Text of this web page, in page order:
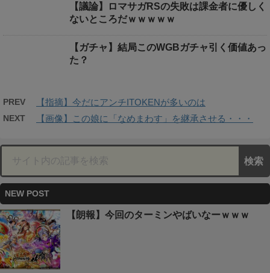
【議論】ロマサガRSの失敗は課金者に優しく
ないところだｗｗｗｗｗ
【ガチャ】結局このWGBガチャ引く価値あっ
た？
PREV 【指摘】今だにアンチITOKENが多いのは
NEXT 【画像】この娘に「なめまわす」を継承させる・・・
NEW POST
【朗報】今回のターミンやばいなーｗｗｗ